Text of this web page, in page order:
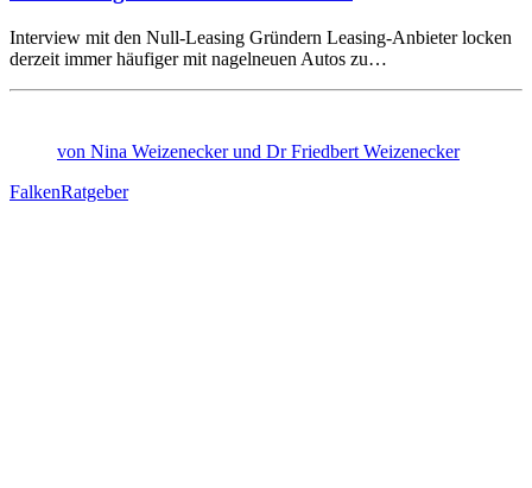
Interview mit den Null-Leasing Gründern Leasing-Anbieter locken
derzeit immer häufiger mit nagelneuen Autos zu…
von Nina Weizenecker und Dr Friedbert Weizenecker
FalkenRatgeber